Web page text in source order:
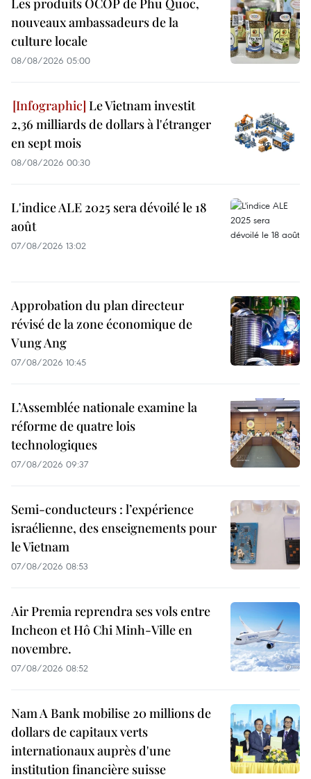
Les produits OCOP de Phu Quoc,
nouveaux ambassadeurs de la
culture locale
08/08/2026 05:00
Le Vietnam investit
2,36 milliards de dollars à l'étranger
en sept mois
08/08/2026 00:30
L'indice ALE 2025 sera dévoilé le 18
août
07/08/2026 13:02
Approbation du plan directeur
révisé de la zone économique de
Vung Ang
07/08/2026 10:45
L’Assemblée nationale examine la
réforme de quatre lois
technologiques
07/08/2026 09:37
Semi-conducteurs : l’expérience
israélienne, des enseignements pour
le Vietnam
07/08/2026 08:53
Air Premia reprendra ses vols entre
Incheon et Hô Chi Minh-Ville en
novembre.
07/08/2026 08:52
Nam A Bank mobilise 20 millions de
dollars de capitaux verts
internationaux auprès d'une
institution financière suisse